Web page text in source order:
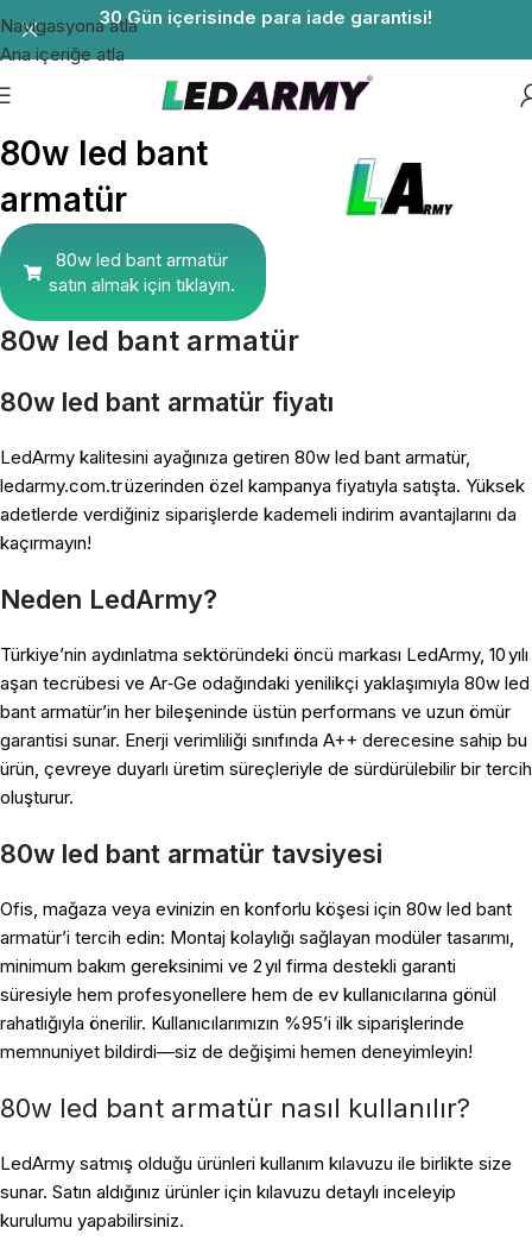
Navigasyona atla
Ana içeriğe atla
30 Gün içerisinde para iade garantisi!
80w led bant
armatür
80w led bant armatür
satın almak için tıklayın.
80w led bant armatür
80w led bant armatür fiyatı
LedArmy kalitesini ayağınıza getiren 80w led bant armatür,
ledarmy.com.tr üzerinden özel kampanya fiyatıyla satışta. Yüksek
adetlerde verdiğiniz siparişlerde kademeli indirim avantajlarını da
kaçırmayın!
Neden LedArmy?
Türkiye’nin aydınlatma sektöründeki öncü markası LedArmy, 10 yılı
aşan tecrübesi ve Ar‑Ge odağındaki yenilikçi yaklaşımıyla 80w led
bant armatür’in her bileşeninde üstün performans ve uzun ömür
garantisi sunar. Enerji verimliliği sınıfında A++ derecesine sahip bu
ürün, çevreye duyarlı üretim süreçleriyle de sürdürülebilir bir tercih
oluşturur.
80w led bant armatür tavsiyesi
Ofis, mağaza veya evinizin en konforlu köşesi için 80w led bant
armatür’i tercih edin: Montaj kolaylığı sağlayan modüler tasarımı,
minimum bakım gereksinimi ve 2 yıl firma destekli garanti
süresiyle hem profesyonellere hem de ev kullanıcılarına gönül
rahatlığıyla önerilir. Kullanıcılarımızın %95’i ilk siparişlerinde
memnuniyet bildirdi—siz de değişimi hemen deneyimleyin!
80w led bant armatür nasıl kullanılır?
LedArmy satmış olduğu ürünleri kullanım kılavuzu ile birlikte size
sunar. Satın aldığınız ürünler için kılavuzu detaylı inceleyip
kurulumu yapabilirsiniz.